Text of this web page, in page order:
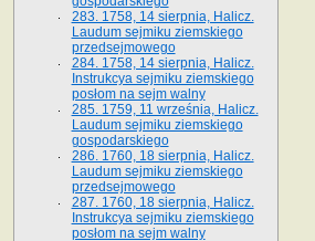
283. 1758, 14 sierpnia, Halicz.
Laudum sejmiku ziemskiego
przedsejmowego
284. 1758, 14 sierpnia, Halicz.
Instrukcya sejmiku ziemskiego
posłom na sejm walny
285. 1759, 11 września, Halicz.
Laudum sejmiku ziemskiego
gospodarskiego
286. 1760, 18 sierpnia, Halicz.
Laudum sejmiku ziemskiego
przedsejmowego
287. 1760, 18 sierpnia, Halicz.
Instrukcya sejmiku ziemskiego
posłom na sejm walny